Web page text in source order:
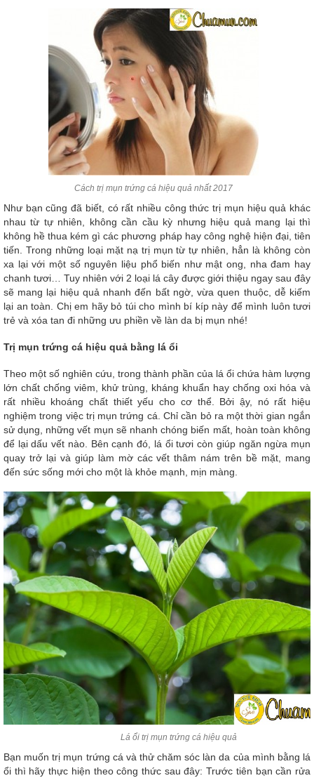
Cách trị mụn trứng cá hiệu quả nhất 2017
Như bạn cũng đã biết, có rất nhiều công thức trị mụn hiệu quả khác
nhau từ tự nhiên, không cần cầu kỳ nhưng hiệu quả mang lại thì
không hề thua kém gì các phương pháp hay công nghệ hiện đại, tiên
tiến. Trong những loại mặt nạ trị mụn từ tự nhiên, hẳn là không còn
xa lại với một số nguyên liệu phổ biến như mật ong, nha đam hay
chanh tươi… Tuy nhiên với 2 loại lá cây được giới thiệu ngay sau đây
sẽ mang lại hiệu quả nhanh đến bất ngờ, vừa quen thuộc, dễ kiếm
lại an toàn. Chị em hãy bỏ túi cho mình bí kíp này để mình luôn tươi
trẻ và xóa tan đi những ưu phiền về làn da bị mụn nhé!
Trị mụn trứng cá hiệu quả bằng lá ổi
Theo một số nghiên cứu, trong thành phần của lá ổi chứa hàm lượng
lớn chất chống viêm, khử trùng, kháng khuẩn hay chống oxi hóa và
rất nhiều khoáng chất thiết yếu cho cơ thể. Bởi ậy, nó rất hiệu
nghiệm trong việc trị mụn trứng cá. Chỉ cần bỏ ra một thời gian ngắn
sử dụng, những vết mụn sẽ nhanh chóng biến mất, hoàn toàn không
để lại dấu vết nào. Bên cạnh đó, lá ổi tươi còn giúp ngăn ngừa mụn
quay trở lại và giúp làm mờ các vết thâm nám trên bề mặt, mang
đến sức sống mới cho một là khỏe mạnh, mịn màng.
Lá ổi trị mụn trứng cá hiệu quả
Bạn muốn trị mụn trứng cá và thử chăm sóc làn da của mình bằng lá
ổi thì hãy thực hiện theo công thức sau đây: Trước tiên bạn cần rửa